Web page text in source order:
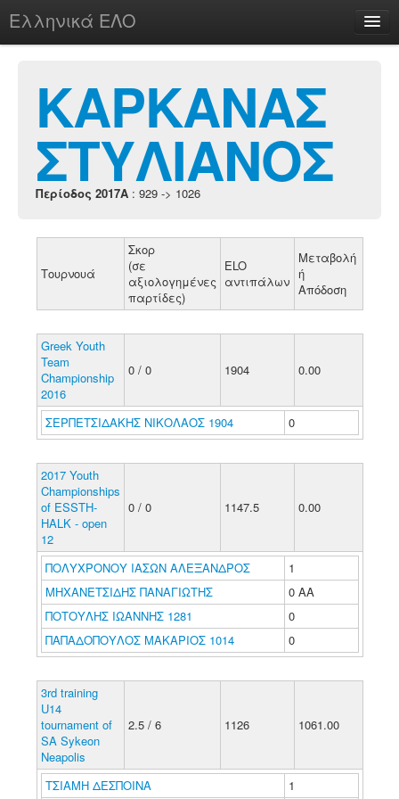
Ελληνικά ΕΛΟ
chesstu.be @ discord
Login
ΚΑΡΚΑΝΑΣ
ΣΤΥΛΙΑΝΟΣ
Περίοδος 2017A : 929 -> 1026
Τουρνουά
Σκορ
(σε
αξιολογημένες
παρτίδες)
ELO
αντιπάλων
Μεταβολή
ή
Απόδοση
Greek Youth
Team
Championship
2016
0 / 0 1904 0.00
ΣΕΡΠΕΤΣΙΔΑΚΗΣ ΝΙΚΟΛΑΟΣ 1904 0
2017 Youth
Championships
of ESSTH-
HALK - open
12
0 / 0 1147.5 0.00
ΠΟΛΥΧΡΟΝΟΥ ΙΑΣΩΝ ΑΛΕΞΑΝΔΡΟΣ
1
ΜΗΧΑΝΕΤΣΙΔΗΣ ΠΑΝΑΓΙΩΤΗΣ
0 ΑΑ
ΠΟΤΟΥΛΗΣ ΙΩΑΝΝΗΣ 1281
0
ΠΑΠΑΔΟΠΟΥΛΟΣ ΜΑΚΑΡΙΟΣ 1014
0
3rd training
U14
tournament of
SA Sykeon
Neapolis
2.5 / 6 1126 1061.00
ΤΣΙΑΜΗ ΔΕΣΠΟΙΝΑ 1